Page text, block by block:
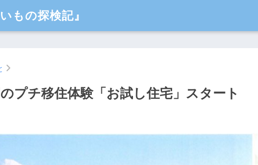
もの探検記』
プチ移住体験「お試し住宅」スタート